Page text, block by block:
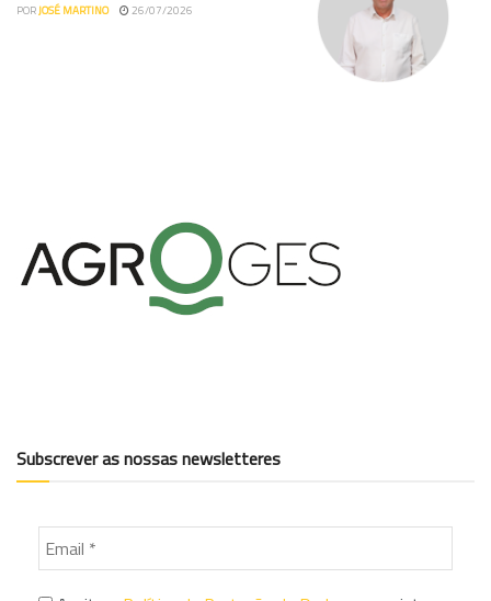
PORJOSÉ MARTINO 26/07/2026
Subscrever as nossas newsletteres